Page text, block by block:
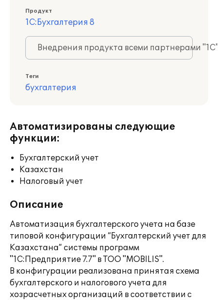
Продукт
1С:Бухгалтерия 8
Внедрения продукта всеми партнерами
Теги
бухгалтерия
Автоматизированы следующие
функции:
Бухгалтерский учет
Казахстан
Налоговый учет
Описание
Автоматизация бухгалтерского учета на базе
типовой конфигурации “Бухгалтерский учет для
Казахстана” системы программ
"1С:Предприятие 7.7" в ТОО "MOBILIS".
В конфигурации реализована принятая схема
бухгалтерского и налогового учета для
хозрасчетных организаций в соответствии с